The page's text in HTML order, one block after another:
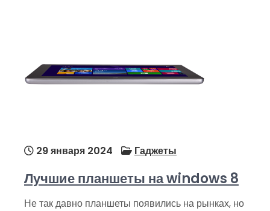
29 января 2024 Гаджеты
Лучшие планшеты на windows 8
Не так давно планшеты появились на рынках, но